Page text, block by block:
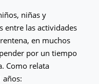
niñas y
entre las actividades
en muchos
por un tiempo
Como relata
años: